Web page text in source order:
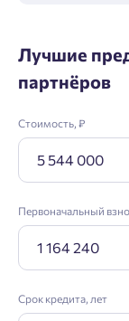
Лучшие
партнёров
Стоимость, ₽
Первоначальный
Срок кредита, лет